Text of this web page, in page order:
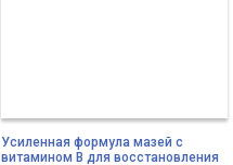
Усиленная формула мазей с
витамином В для восстановления